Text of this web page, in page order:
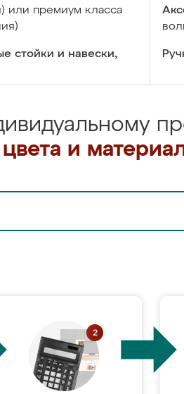
или премиум класса
стойки и навески,
и